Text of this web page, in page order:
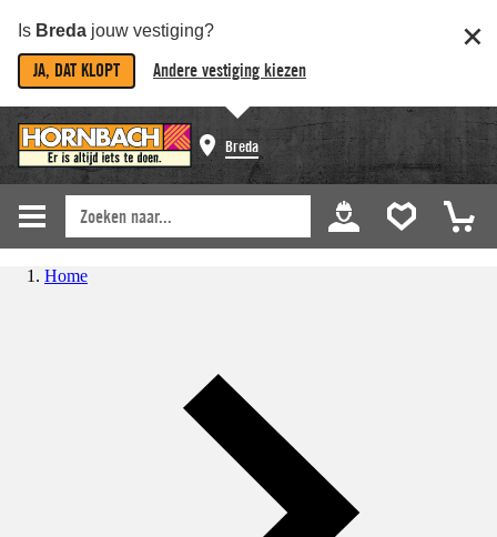
Is Breda jouw vestiging?
JA, DAT KLOPT Andere vestiging kiezen
Breda
Home